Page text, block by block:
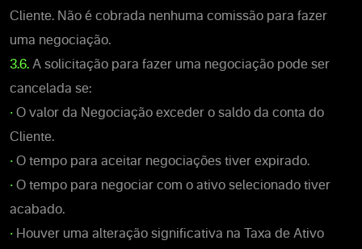
Cliente. Não é cobrada nenhuma comissão para fazer
uma negociação.
3.6. A solicitação para fazer uma negociação pode ser
cancelada se:
• O valor da Negociação exceder o saldo da conta do
Cliente.
• O tempo para aceitar negociações tiver expirado.
• O tempo para negociar com o ativo selecionado tiver
acabado.
• Houver uma alteração significativa na Taxa de Ativo